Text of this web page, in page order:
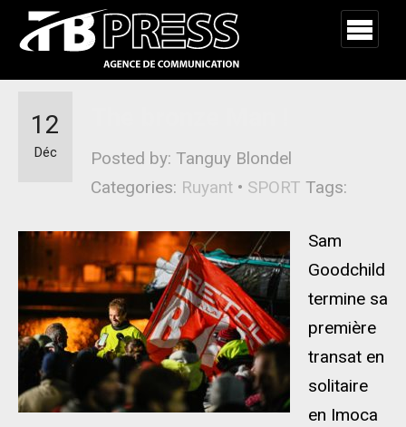
Posted by: Tanguy Blondel
Categories: Ruyant • SPORT Tags:
12
Déc
Sam
Goodchild
termine sa
première
transat en
solitaire
en Imoca